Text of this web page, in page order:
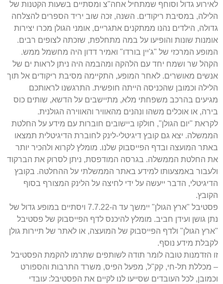
לאירוע גדול וסוחף שמתחיל אחה"צ ומסתיים בשעות הקטנות של
הלילה, במסיבת ריקודים. השנה, זכה שוב יריד הספרים להצלחה
גדולה, הילדים נהנו ממתקנים אתגריים, אומני הגולן מכרו יצירות
אומנות שונות והופיעו על במה מתחלפת, שזכתה לצופים רבים.
המופע המרכזי של "ג'יין בורדו" ואמיר דדון היה מחשמל ממש.
הקהל שר ושמח יחד עם הלהקה ומהבמה היה ניתן לראות ים של
אנשים מאושרים. לאחר המופע, התקיימה מסיבת ריקודים אל תוך
הלילה וכמובן שהכניסה הייתה חופשית. התרגשנו לראותכם
מגיעים בהרכב משפחתי מלא, מתיישבים על הדשא, שותים כוס
בירה, או אוכלים משהו ונהנים מהאוויר והאווירה הגולנית.
לקראת "יום הגולן", חולקו ביישובים חוברות עם מידע על החלטת
הממשלה. יצא גם קובץ דיגיטלי-לינק לחוברת הדיגיטלית תמצאו
באתר המועצה ובדף הפייסבוק שלנו. מומלץ לקרוא ולהכיר יותר
את החלטת הממשלה. בגרסה המודפסת, ניתן לסרוק את הברקוד
ולעבור באמצעותו למידע באתר הממשלתי על ההחלטה. בקובץ
הדיגיטלי, הדבר ייעשה על ידי לחיצה על הלינק המצורף בסוף
הקובץ.
פסטיבל "ארץ הגולן" יימשך עד ה-7.7.22 ויסתיים במופע גדול של
נתן גושן ועידן חביב. מומלץ להיכנס לדף הפייסבוק של פסטיבל
"ארץ הגולן" ולדף הפייסבוק של המועצה, או לאתר של תיירות גולן
לקבלת מידע נוסף.
זו הזדמנות טובה לומר תודה לשותפים שתרמו להקמת הפסטיבל
– מכללת תל-חי, קק"ל, מפעל הפיס, משרד התרבות והספורט
וכמובן, לכל העובדים שסייעו לנו לקיים את הפסטיבל: עובדי